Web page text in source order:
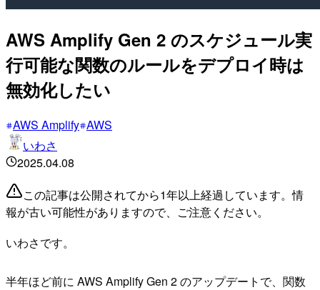
AWS Amplify Gen 2 のスケジュール実
行可能な関数のルールをデプロイ時は
無効化したい
AWS Amplify AWS
いわさ
2025.04.08
この記事は公開されてから1年以上経過しています。情
報が古い可能性がありますので、ご注意ください。
いわさです。
半年ほど前に AWS Amplify Gen 2 のアップデートで、関数